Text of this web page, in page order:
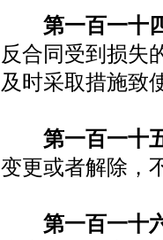
第一百一十
反合同受到损失
及时采取措施致
第一百一十
变更或者解除，
第一百一十